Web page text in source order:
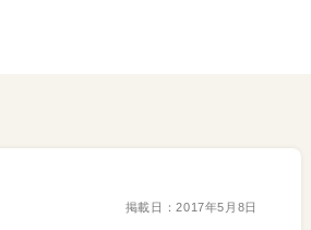
掲載日：2017年5月8日